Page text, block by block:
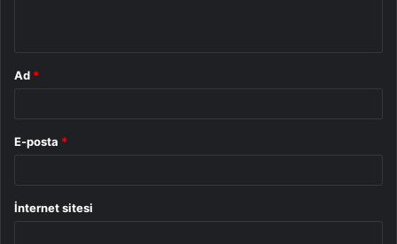
Ad *
E-posta *
İnternet sitesi